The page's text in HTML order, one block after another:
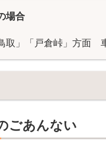
場合
取」「戸倉峠」方面
ごあんない